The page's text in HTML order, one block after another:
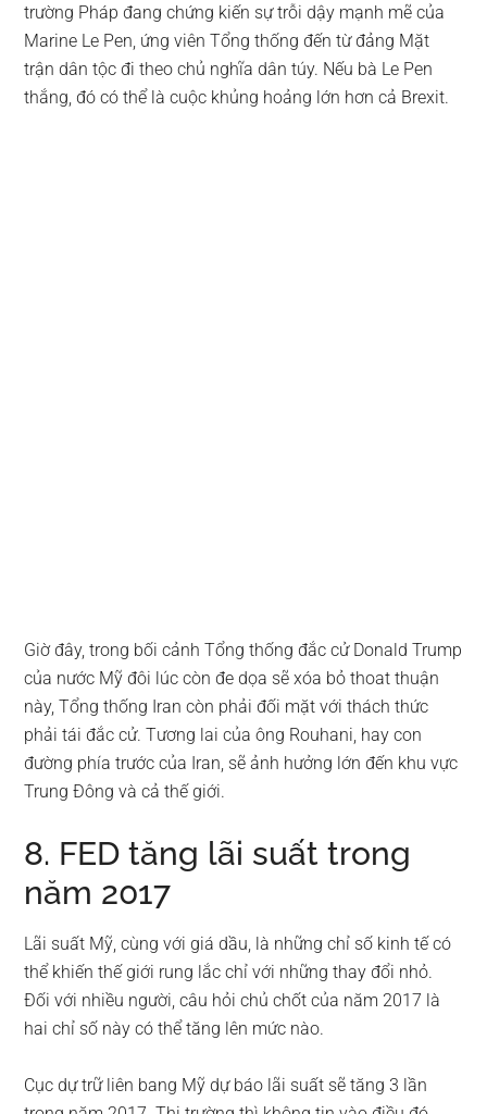
trường Pháp đang chứng kiến sự trỗi dậy mạnh mẽ của
Marine Le Pen, ứng viên Tổng thống đến từ đảng Mặt
trận dân tộc đi theo chủ nghĩa dân túy. Nếu bà Le Pen
thắng, đó có thể là cuộc khủng hoảng lớn hơn cả Brexit.
Giờ đây, trong bối cảnh Tổng thống đắc cử Donald Trump
của nước Mỹ đôi lúc còn đe dọa sẽ xóa bỏ thoat thuận
này, Tổng thống Iran còn phải đối mặt với thách thức
phải tái đắc cử. Tương lai của ông Rouhani, hay con
đường phía trước của Iran, sẽ ảnh hưởng lớn đến khu vực
Trung Đông và cả thế giới.
8. FED tăng lãi suất trong
năm 2017
Lãi suất Mỹ, cùng với giá dầu, là những chỉ số kinh tế có
thể khiến thế giới rung lắc chỉ với những thay đổi nhỏ.
Đối với nhiều người, câu hỏi chủ chốt của năm 2017 là
hai chỉ số này có thể tăng lên mức nào.
Cục dự trữ liên bang Mỹ dự báo lãi suất sẽ tăng 3 lần